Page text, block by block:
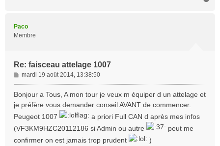
Paco
Membre
Re: faisceau attelage 1007
M
e
s
a
g
e
mardi 19 août 2014, 13:38:50
Bonjour a Tous, A mon tour je veux m équiper d un attelage et
je préfère vous demander conseil AVANT de commencer.
Peugeot 1007
a priori Full CAN d après mes infos
(VF3KM9HZC20112186 si Admin ou autre
peut me
confirmer on est jamais trop prudent
)